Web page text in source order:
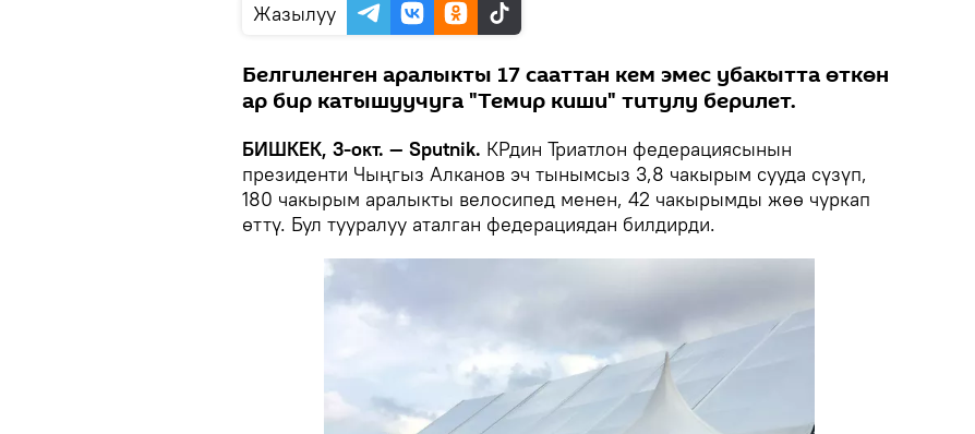
Жазылуу
Белгиленген аралыкты 17 сааттан кем эмес убакытта өткөн
ар бир катышуучуга "Темир киши" титулу берилет.
БИШКЕК, 3-окт. — Sputnik. КРдин Триатлон федерациясынын
президенти Чыңгыз Алканов эч тынымсыз 3,8 чакырым сууда сүзүп,
180 чакырым аралыкты велосипед менен, 42 чакырымды жөө чуркап
өттү. Бул тууралуу аталган федерациядан билдирди.